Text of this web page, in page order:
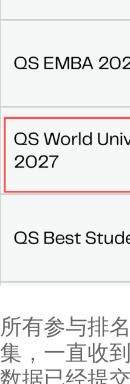
所有参与排
集，一直收
数据已经提